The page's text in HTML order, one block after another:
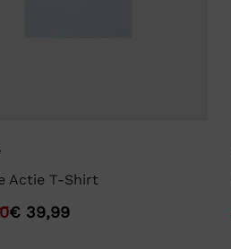
Actie T-Shirt
€ 39,99